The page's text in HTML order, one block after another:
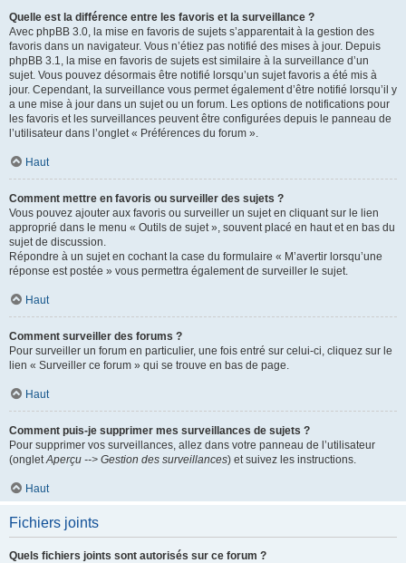
Quelle est la différence entre les favoris et la surveillance ?
Avec phpBB 3.0, la mise en favoris de sujets s’apparentait à la gestion des
favoris dans un navigateur. Vous n’étiez pas notifié des mises à jour. Depuis
phpBB 3.1, la mise en favoris de sujets est similaire à la surveillance d’un
sujet. Vous pouvez désormais être notifié lorsqu’un sujet favoris a été mis à
jour. Cependant, la surveillance vous permet également d’être notifié lorsqu’il y
a une mise à jour dans un sujet ou un forum. Les options de notifications pour
les favoris et les surveillances peuvent être configurées depuis le panneau de
l’utilisateur dans l’onglet « Préférences du forum ».
Haut
Comment mettre en favoris ou surveiller des sujets ?
Vous pouvez ajouter aux favoris ou surveiller un sujet en cliquant sur le lien
approprié dans le menu « Outils de sujet », souvent placé en haut et en bas du
sujet de discussion.
Répondre à un sujet en cochant la case du formulaire « M’avertir lorsqu’une
réponse est postée » vous permettra également de surveiller le sujet.
Haut
Comment surveiller des forums ?
Pour surveiller un forum en particulier, une fois entré sur celui-ci, cliquez sur le
lien « Surveiller ce forum » qui se trouve en bas de page.
Haut
Comment puis-je supprimer mes surveillances de sujets ?
Pour supprimer vos surveillances, allez dans votre panneau de l’utilisateur
(ongletAperçu --> Gestion des surveillances) et suivez les instructions.
Haut
Fichiers joints
Quels fichiers joints sont autorisés sur ce forum ?